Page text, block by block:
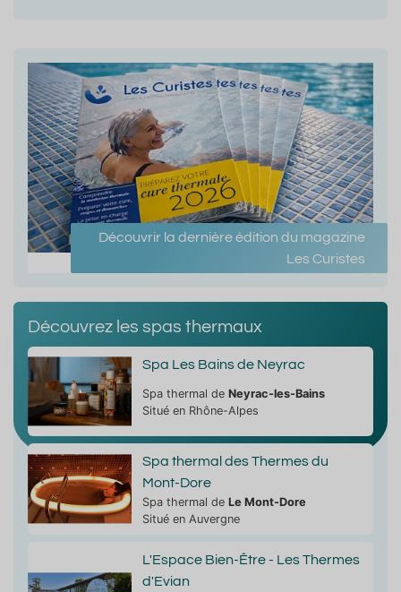
Découvrir la dernière édition du magazine
Les Curistes
Découvrez les spas thermaux
Spa Les Bains de Neyrac
Spa thermal de Neyrac-les-Bains
Situé en Rhône-Alpes
Spa thermal des Thermes du
Mont-Dore
Spa thermal de Le Mont-Dore
Situé en Auvergne
L'Espace Bien-Être - Les Thermes
d'Evian